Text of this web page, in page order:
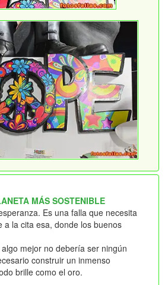
MÁS SOSTENIBLE
Es una falla que necesita
a la cita esa, donde los buenos
mejor no debería ser ningún
construir un inmenso
brille como el oro.